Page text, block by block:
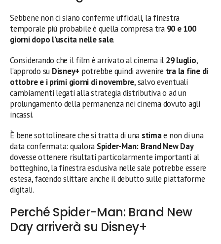
Sebbene non ci siano conferme ufficiali, la finestra
temporale più probabile è quella compresa tra 90 e 100
giorni dopo l’uscita nelle sale.
Considerando che il film è arrivato al cinema il 29 luglio,
l’approdo su Disney+ potrebbe quindi avvenire tra la fine di
ottobre e i primi giorni di novembre, salvo eventuali
cambiamenti legati alla strategia distributiva o ad un
prolungamento della permanenza nei cinema dovuto agli
incassi.
È bene sottolineare che si tratta di una stimae non di una
data confermata: qualora Spider-Man: Brand New Day
dovesse ottenere risultati particolarmente importanti al
botteghino, la finestra esclusiva nelle sale potrebbe essere
estesa, facendo slittare anche il debutto sulle piattaforme
digitali.
Perché Spider-Man: Brand New
Day arriverà su Disney+